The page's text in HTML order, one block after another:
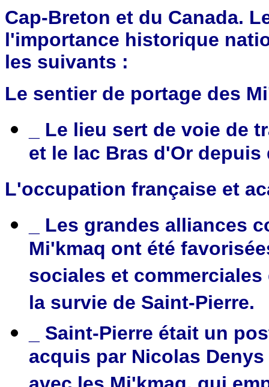
Cap-Breton et du Canada.
l'importance historique
les suivants :
Le sentier de portage des
_ Le lieu sert de voie de
et le lac Bras d'Or
L'occupation française et
_ Les grandes alliances
Mi'kmaq ont été
sociales et
la survie de Saint-Pierre.
_ Saint-Pierre était un
acquis par Nicolas